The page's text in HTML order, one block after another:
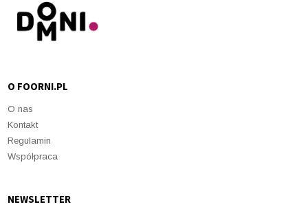
O FOORNI.PL
O nas
Kontakt
Regulamin
Współpraca
NEWSLETTER